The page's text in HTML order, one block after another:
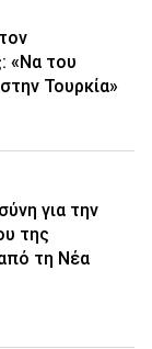
«Να του
Τουρκία»
για την
της
τη Νέα